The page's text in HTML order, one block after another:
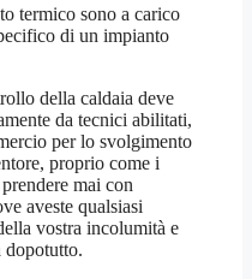
termico sono a carico
di un impianto
della caldaia deve
da tecnici abilitati,
per lo svolgimento
proprio come i
mai con
aveste qualsiasi
vostra incolumità e
dopotutto.